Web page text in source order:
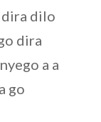
dira dilo
dira
a a
go